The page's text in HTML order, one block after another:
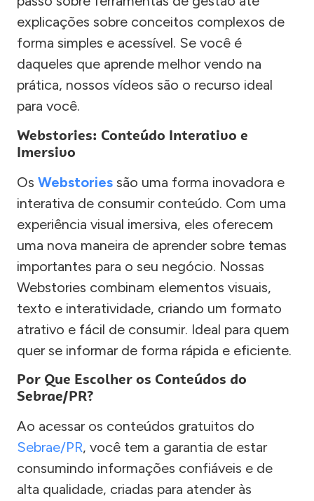
explicações sobre conceitos complexos de
forma simples e acessível. Se você é
daqueles que aprende melhor vendo na
prática, nossos vídeos são o recurso ideal
para você.
Webstories: Conteúdo Interativo e
Imersivo
Os Webstories são uma forma inovadora e
interativa de consumir conteúdo. Com uma
experiência visual imersiva, eles oferecem
uma nova maneira de aprender sobre temas
importantes para o seu negócio. Nossas
Webstories combinam elementos visuais,
texto e interatividade, criando um formato
atrativo e fácil de consumir. Ideal para quem
quer se informar de forma rápida e eficiente.
Por Que Escolher os Conteúdos do
Sebrae/PR?
Ao acessar os conteúdos gratuitos do
Sebrae/PR, você tem a garantia de estar
consumindo informações confiáveis e de
alta qualidade, criadas para atender às